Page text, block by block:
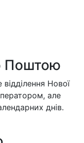
Поштою
Нової
але
днів.